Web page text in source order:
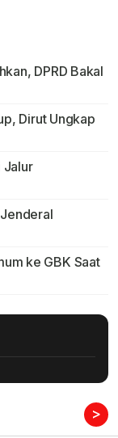
DPRD Bakal
Dirut Ungkap
Jalur
ke GBK Saat
>